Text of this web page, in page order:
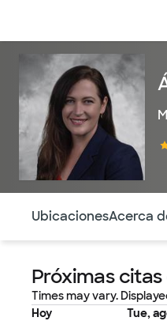
UbicacionesAcerca
Próximas
Times may vary.
Hoy
Tue,